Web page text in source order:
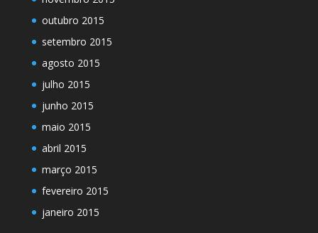
outubro 2015
setembro 2015
agosto 2015
julho 2015
junho 2015
maio 2015
abril 2015
março 2015
fevereiro 2015
janeiro 2015